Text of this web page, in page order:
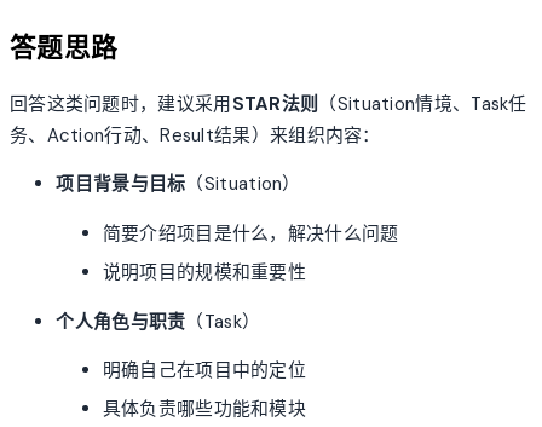
答题思路
回答这类问题时，建议采用 STAR法则 （Situation情境、Task任
务、Action行动、Result结果）来组织内容：
项目背景与目标 （Situation）
简要介绍项目是什么，解决什么问题
说明项目的规模和重要性
个人角色与职责 （Task）
明确自己在项目中的定位
具体负责哪些功能和模块